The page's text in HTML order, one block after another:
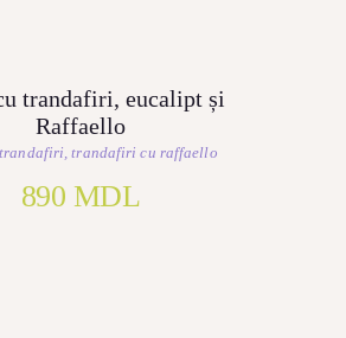
trandafiri, eucalipt și
Raffaello
,trandafiri cu raffaello
890 MDL